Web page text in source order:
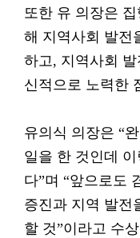
또한 유 의장은
해 지역사회 발전
하고, 지역사회
신적으로 노력한
유의식 의장은 “
일을 한 것인데
다”며 “앞으로도
증진과 지역 발전
할 것”이라고 수